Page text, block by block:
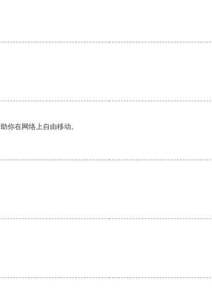
你在网络上自由移动。